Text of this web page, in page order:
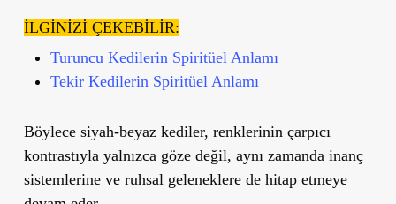
İLGİNİZİ ÇEKEBİLİR:
Turuncu Kedilerin Spiritüel Anlamı
Tekir Kedilerin Spiritüel Anlamı
Böylece siyah-beyaz kediler, renklerinin çarpıcı
kontrastıyla yalnızca göze değil, aynı zamanda inanç
sistemlerine ve ruhsal geleneklere de hitap etmeye